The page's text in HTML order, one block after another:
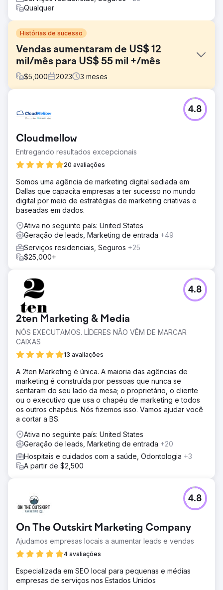
Qualquer
Histórias de sucesso
Vendas aumentaram de US$ 12
mil/mês para US$ 55 mil +/mês
$5,000 2023 3 meses
Um de nossos clientes de hotelaria nos contatou
inicialmente porque estava enfrentando vendas
mês. Apesar de uma oferta forte, seus esforços limitados
de marketing digital não geravam vendas suficientes.
Solução
anúncios PPC direcionados, anúncios criativos no
Facebook/Instagram e conteúdo dinâmico de mídia
social. Nosso foco estava na segmentação precisa e na
narrativa envolvente para capturar o interesse do público
e direcionar o tráfego de vendas para seu site.
Resultado
Nossa revisão estratégica disparou a receita para mais
de US$ 55.000 por mês em apenas 90 dias... acima dos
melhorou significativamente o envolvimento e a
visibilidade da marca, comprovando a eficácia do
marketing digital direcionado.
Ir para a página da agência
Cloudmellow
Entregando resultados excepcionais
20 avaliações
4.8
Somos uma agência de marketing digital sediada em
Dallas que capacita empresas a ter sucesso no mundo
digital por meio de estratégias de marketing criativas e
baseadas em dados.
Ativa no seguinte país: United States
Geração de leads, Marketing de entrada +49
Serviços residenciais, Seguros +25
$25,000+
2ten Marketing & Media
NÓS EXECUTAMOS. LÍDERES NÃO VÊM DE MARCAR
CAIXAS
13 avaliações
4.8
A 2ten Marketing é única. A maioria das agências de
marketing é construída por pessoas que nunca se
sentaram do seu lado da mesa; o proprietário, o cliente
ou o executivo que usa o chapéu de marketing e todos
os outros chapéus. Nós fizemos isso. Vamos ajudar você
a cortar a BS.
Ativa no seguinte país: United States
Geração de leads, Marketing de entrada +20
Hospitais e cuidados com a saúde, Odontologia +3
A partir de $2,500
On The Outskirt Marketing Company
Ajudamos empresas locais a aumentar leads e vendas
4 avaliações
4.8
Especializada em SEO local para pequenas e médias
empresas de serviços nos Estados Unidos